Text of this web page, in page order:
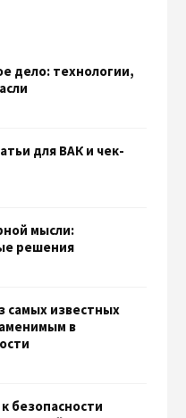
дело: технологии,
для ВАК и чек-
мысли:
решения
самых известных
в
безопасности